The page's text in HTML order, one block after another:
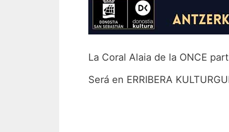
La Coral Alaia de la ONCE
Será en ERRIBERA